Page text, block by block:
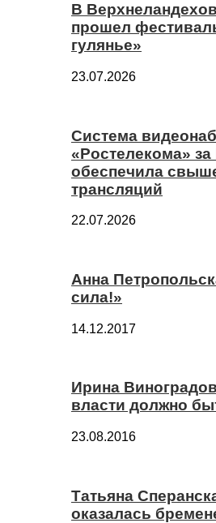
В
прошел
гулянье»
23.07.2026
Система
«Ростелекома»
обеспечила
трансляций
22.07.2026
Анна
сила!»
14.12.2017
Ирина
власти должно
23.08.2016
Татьяна
оказалась